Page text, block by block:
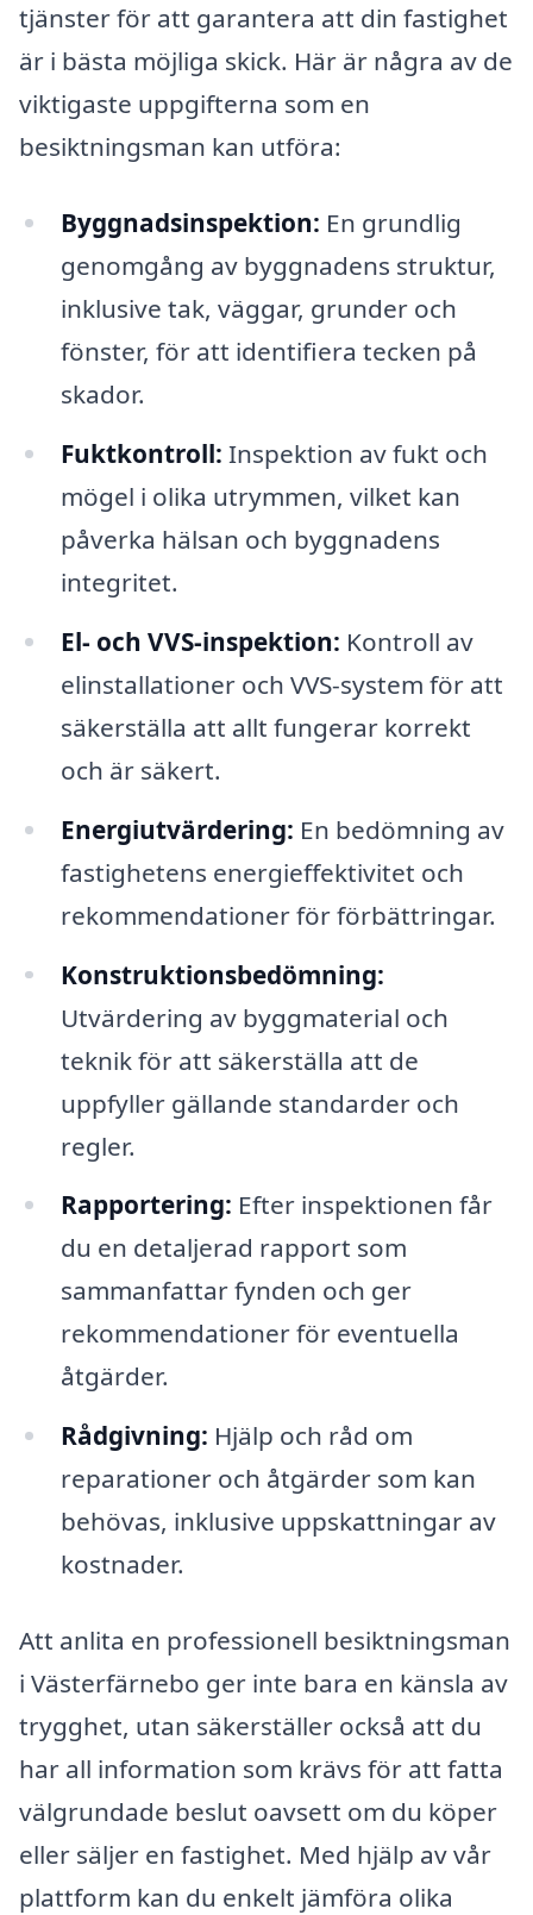
tjänster för att garantera att din fastighet
är i bästa möjliga skick. Här är några av de
viktigaste uppgifterna som en
besiktningsman kan utföra:
Byggnadsinspektion: En grundlig
genomgång av byggnadens struktur,
inklusive tak, väggar, grunder och
fönster, för att identifiera tecken på
skador.
Fuktkontroll: Inspektion av fukt och
mögel i olika utrymmen, vilket kan
påverka hälsan och byggnadens
integritet.
El- och VVS-inspektion: Kontroll av
elinstallationer och VVS-system för att
säkerställa att allt fungerar korrekt
och är säkert.
Energiutvärdering: En bedömning av
fastighetens energieffektivitet och
rekommendationer för förbättringar.
Konstruktionsbedömning:
Utvärdering av byggmaterial och
teknik för att säkerställa att de
uppfyller gällande standarder och
regler.
Rapportering: Efter inspektionen får
du en detaljerad rapport som
sammanfattar fynden och ger
rekommendationer för eventuella
åtgärder.
Rådgivning: Hjälp och råd om
reparationer och åtgärder som kan
behövas, inklusive uppskattningar av
kostnader.
Att anlita en professionell besiktningsman
i Västerfärnebo ger inte bara en känsla av
trygghet, utan säkerställer också att du
har all information som krävs för att fatta
välgrundade beslut oavsett om du köper
eller säljer en fastighet. Med hjälp av vår
plattform kan du enkelt jämföra olika